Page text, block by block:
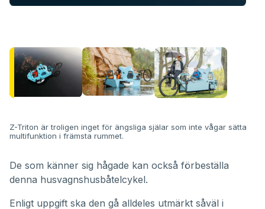
Z-Triton är troligen inget för ängsliga själar som inte vågar sätta
multifunktion i främsta rummet.
De som känner sig hågade kan också förbeställa
denna husvagnshusbåtelcykel.
Enligt uppgift ska den gå alldeles utmärkt såväl i